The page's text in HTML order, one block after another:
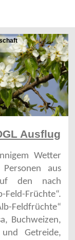
Ausflug
Wetter
aus
den nach
Früchte“.
Feldfrüchte“
Buchweizen,
Getreide,